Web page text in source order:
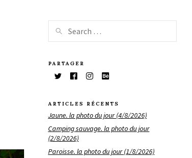
PARTAGER
ARTICLES RÉCENTS
Jaune. la photo du jour (4/8/2026)
Camping sauvage. la photo du jour
(2/8/2026)
Paroisse. la photo du jour (1/8/2026)